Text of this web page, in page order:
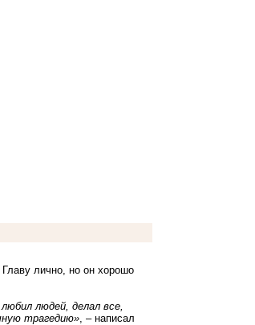
лично, но он хорошо
людей, делал все,
трагедию» , – написал